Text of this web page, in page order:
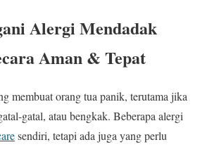
Alergi Mendadak
Aman & Tepat
membuat orang tua panik, terutama jika
gatal, atau bengkak. Beberapa alergi
sendiri, tetapi ada juga yang perlu